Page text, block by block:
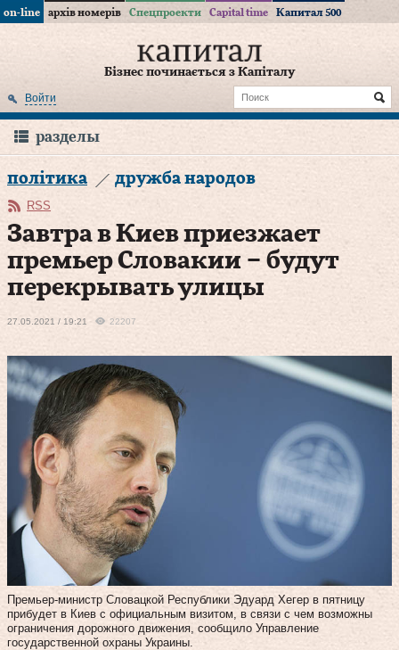
on-line архів номерів Спецпроекти Capital time Капитал 500
Бізнес починається з Капіталу
Войти
разделы
політика дружба народов
RSS
Завтра в Киев приезжает
премьер Словакии – будут
перекрывать улицы
27.05.2021 / 19:21 22207
Премьер-министр Словацкой Республики Эдуард Хегер в пятницу
прибудет в Киев с официальным визитом, в связи с чем возможны
ограничения дорожного движения, сообщило Управление
государственной охраны Украины.